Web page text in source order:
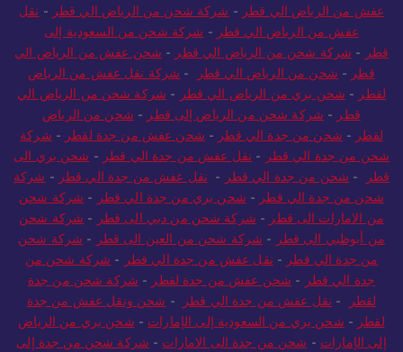
عفش من الرياض الي قطر - شركة شحن من الرياض الي قطر - نقل
عفش من الرياض الي قطر - شركة شحن من السعودية إلى
قطر - شركة شحن من الرياض الي قطر - شحن عفش من الرياض الي
قطر - شحن من الرياض الي قطر - شركة نقل عفش من الرياض
لقطر - شحن بري من الرياض الي قطر - شركة شحن من الرياض الي
قطر - شركة شحن من الرياض إلى قطر - شحن من الرياض
لقطر - شحن من جدة الي قطر - شحن عفش من جدة لقطر - شركة
شحن من جدة الي قطر - نقل عفش من جدة الي قطر - شحن بري الى
قطر
- شحن من جدة الي قطر - نقل عفش من جدة الي قطر - شركة
شحن من جدة الي قطر - شحن بري من جدة الي قطر - شركة شحن
من الامارات الى قطر - شركة شحن من دبي الى قطر - شركة شحن
من أبوظبي الى قطر - شركة شحن من العين الى قطر - شركة شحن
من جدة الي قطر - نقل عفش من جدة الي قطر - شركة شحن من
جدة الي قطر - شحن عفش من جدة لقطر - شركة شحن من جدة
لقطر
- نقل عفش من جدة الي قطر - شحن ونقل عفش من جدة
لقطر - شحن بري من السعودية إلى الإمارات - شحن بري من الرياض
إلى الإمارات - شحن من جدة الى الامارات - شركة شحن من جدة إلى